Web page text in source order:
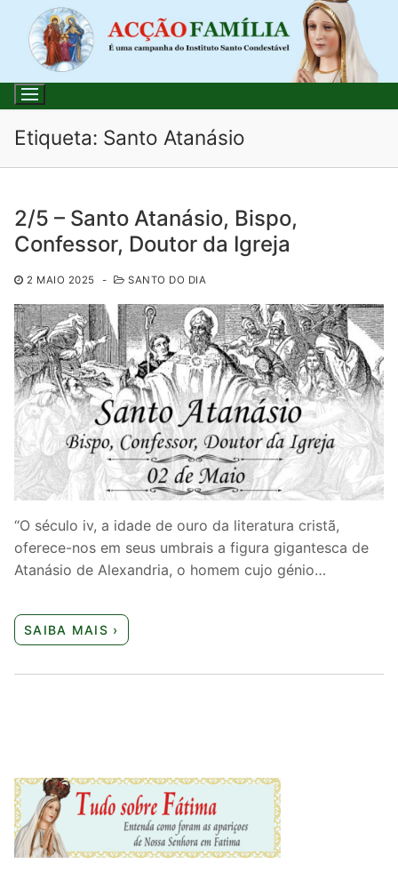
para
conteúdo
por:
Loja
Blog
Santo do Dia
Quem somos nós
Etiqueta: Santo Atanásio
2/5 – Santo Atanásio, Bispo,
Confessor, Doutor da Igreja
2 MAIO 2025 - SANTO DO DIA
“O século iv, a idade de ouro da literatura cristã,
oferece-nos em seus umbrais a figura gigantesca de
Atanásio de Alexandria, o homem cujo génio…
SAIBA MAIS ›